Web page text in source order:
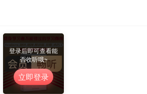
登录后即可查看能
否收听哦~
立即登录